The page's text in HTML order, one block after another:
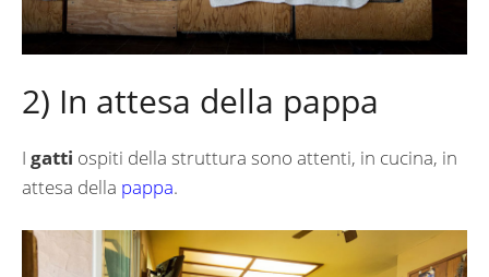
2) In attesa della pappa
I gatti ospiti della struttura sono attenti, in cucina, in
attesa della pappa.